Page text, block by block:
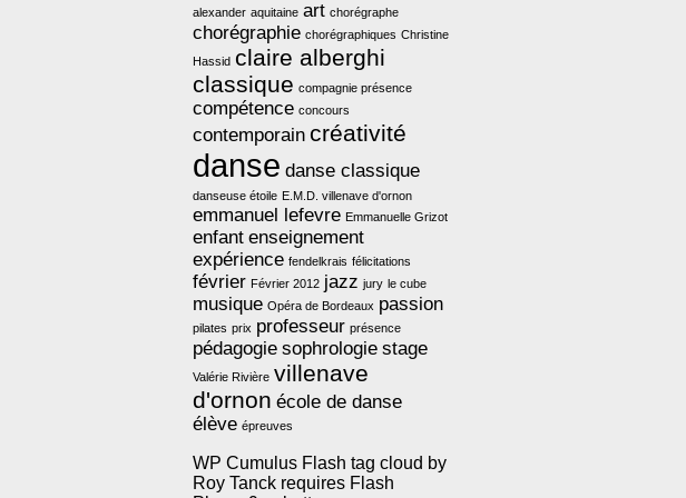
alexander aquitaine art chorégraphe
chorégraphie chorégraphiques Christine
Hassid claire alberghi
classique compagnie présence
compétence concours
contemporain créativité
danse danse classique
danseuse étoile E.M.D. villenave d'ornon
emmanuel lefevre Emmanuelle Grizot
enfant enseignement
expérience fendelkrais félicitations
février Février 2012 jazz jury le cube
musique Opéra de Bordeaux passion
pilates prix professeur présence
pédagogie sophrologie stage
Valérie Rivière villenave
d'ornon école de danse
élève épreuves
WP Cumulus Flash tag cloud by
Roy Tanck requires Flash